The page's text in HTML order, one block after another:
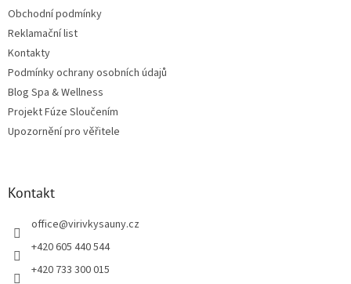
Obchodní podmínky
Reklamační list
Kontakty
Podmínky ochrany osobních údajů
Blog Spa & Wellness
Projekt Fúze Sloučením
Upozornění pro věřitele
Kontakt
office@virivkysauny.cz
+420 605 440 544
+420 733 300 015